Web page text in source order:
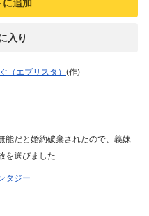
に追加
入り
（エブリスタ） (作)
能だと婚約破棄されたので、義妹
を選びました
タジー